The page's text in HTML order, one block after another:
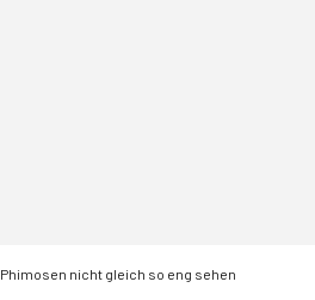
Phimosen nicht gleich so eng sehen